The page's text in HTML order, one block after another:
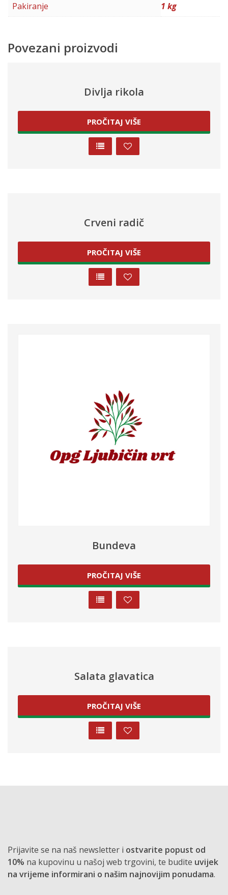
Pakiranje 1 kg
Povezani proizvodi
Divlja rikola
PROČITAJ VIŠE
Crveni radič
PROČITAJ VIŠE
Bundeva
PROČITAJ VIŠE
Salata glavatica
PROČITAJ VIŠE
Prijavite se na naš newsletter i ostvarite popust od
10% na kupovinu u našoj web trgovini, te budite uvijek
na vrijeme informirani o našim najnovijim ponudama.